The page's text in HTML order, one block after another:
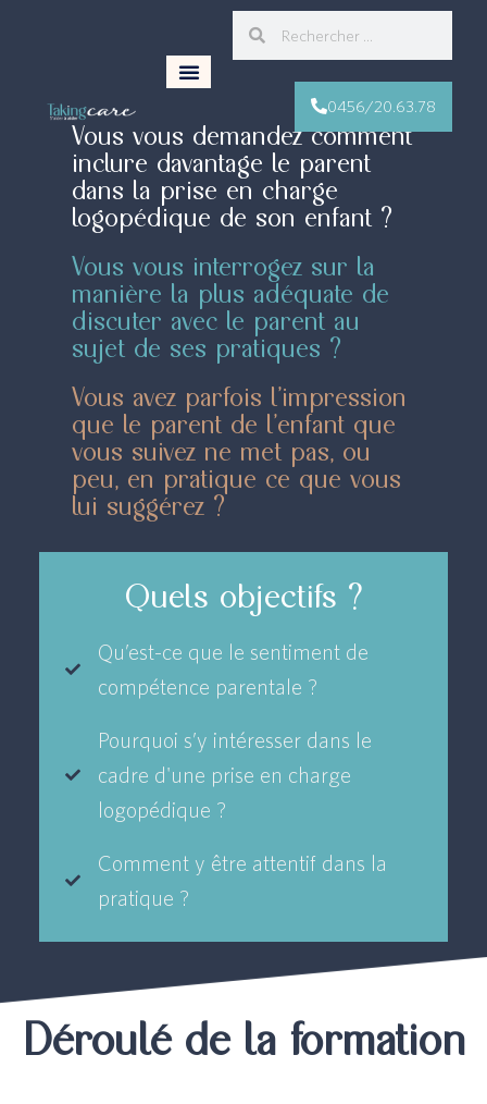
0456/20.63.78
Vous vous demandez comment
inclure davantage le parent
dans la prise en charge
logopédique de son enfant ?
Vous vous interrogez sur la
manière la plus adéquate de
discuter avec le parent au
sujet de ses pratiques ?
Vous avez parfois l’impression
que le parent de l’enfant que
vous suivez ne met pas, ou
peu, en pratique ce que vous
lui suggérez ?
Quels objectifs ?
Qu’est-ce que le sentiment de
compétence parentale ?
Pourquoi s’y intéresser dans le
cadre d'une prise en charge
logopédique ?
Comment y être attentif dans la
pratique ?
Déroulé de la formation